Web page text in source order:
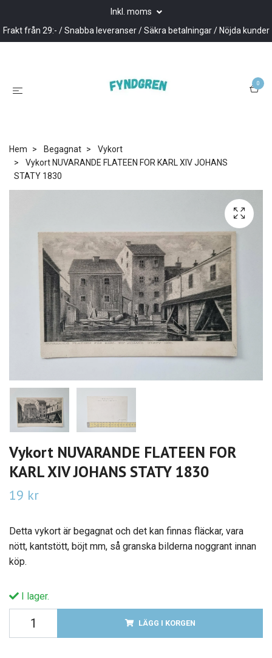
Inkl. moms
Frakt från 29:- / Snabba leveranser / Säkra betalningar / Nöjda kunder
0
Hem Begagnat
Vykort
Vykort NUVARANDE FLATEEN FOR KARL XIV JOHANS
STATY 1830
Vykort NUVARANDE FLATEEN FOR
KARL XIV JOHANS STATY 1830
19 kr
Detta vykort är begagnat och det kan finnas fläckar, vara
nött, kantstött, böjt mm, så granska bilderna noggrant innan
köp.
I lager.
LÄGG I KORGEN